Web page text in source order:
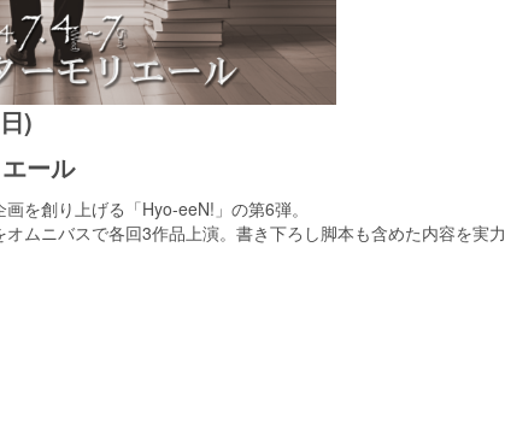
)
ール
を創り上げる「Hyo-eeN!」の第6弾。
ムニバスで各回3作品上演。書き下ろし脚本も含めた内容を実力